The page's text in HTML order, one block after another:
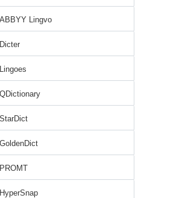
ABBYY Lingvo
Dicter
Lingoes
QDictionary
StarDict
GoldenDict
PROMT
HyperSnap